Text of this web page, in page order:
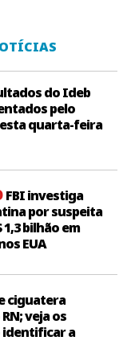
do Ideb
pelo
quarta-feira
FBI investiga
por suspeita
bilhão em
EUA
ciguatera
veja os
identificar a